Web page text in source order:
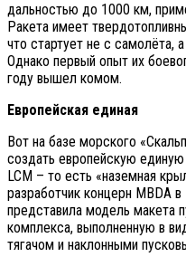
дальностью до 1000 км,
Ракета имеет
что стартует не с самолёта,
Однако первый опыт их
году вышел комом.
Европейская единая
Вот на базе морского
создать европейскую
LCM – то есть «наземная
разработчик концерн MBDA
представила модель макета
комплекса, выполненную в
тягачом и наклонными